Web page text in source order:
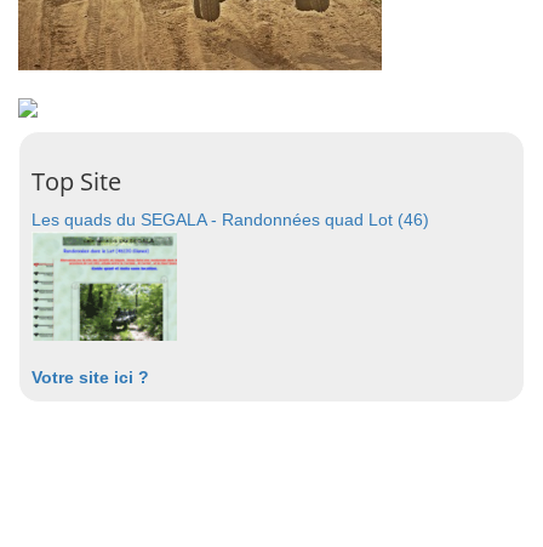
Top Site
Les quads du SEGALA - Randonnées quad Lot (46)
Votre site ici ?